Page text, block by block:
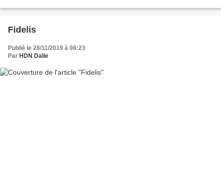
Fidelis
Publié le 28/11/2019 à 08:23
Par HDN Dalle